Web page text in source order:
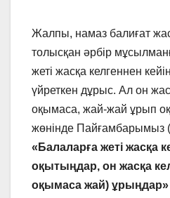
Жалпы, намаз балиғат
толысқан әрбір
жеті жасқа келгеннен
үйреткен дұрыс. Ал он
оқымаса, жай-жай ұрып
жөнінде Пайғамбарымыз
«Балаларға жеті жасқа
оқытыңдар, он жасқа
оқымаса жай) ұрыңдар»